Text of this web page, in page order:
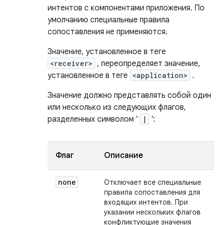
интентов с компонентами приложения. По
умолчанию специальные правила
сопоставления не применяются.
Значение, установленное в теге
<receiver> , переопределяет значение,
установленное в теге <application> .
Значение должно представлять собой один
или несколько из следующих флагов,
разделенных символом '
| ':
Флаг Описание
none
Отключает все специальные
правила сопоставления для
входящих интентов. При
указании нескольких флагов
конфликтующие значения